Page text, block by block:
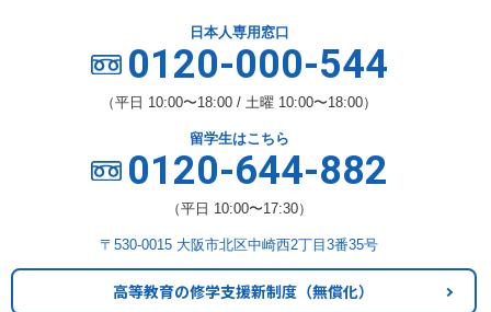
日本人専用窓口
0120-000-544
（平日 10:00〜18:00 / 土曜 10:00〜18:00）
留学生はこちら
0120-644-882
（平日 10:00〜17:30）
〒530-0015 大阪市北区中崎西2丁目3番35号
高等教育の修学支援新制度 （無償化）